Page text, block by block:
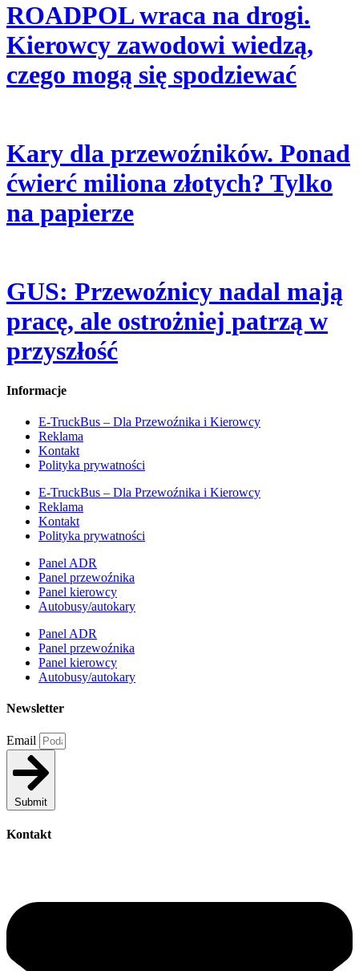
ROADPOL wraca na drogi.
Kierowcy zawodowi wiedzą,
czego mogą się spodziewać
Kary dla przewoźników. Ponad
ćwierć miliona złotych? Tylko
na papierze
GUS: Przewoźnicy nadal mają
pracę, ale ostrożniej patrzą w
przyszłość
Informacje
E-TruckBus – Dla Przewoźnika i Kierowcy
Reklama
Kontakt
Polityka prywatności
E-TruckBus – Dla Przewoźnika i Kierowcy
Reklama
Kontakt
Polityka prywatności
Panel ADR
Panel przewoźnika
Panel kierowcy
Autobusy/autokary
Panel ADR
Panel przewoźnika
Panel kierowcy
Autobusy/autokary
Newsletter
Email
Submit
Kontakt